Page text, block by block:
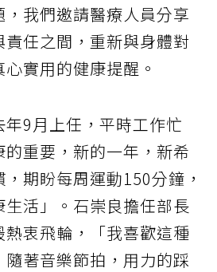
我們邀請醫療人員分享
任之間，重新與身體對
實用的健康提醒。
9月上任，平時工作忙
重要，新的一年，新希
期盼每周運動150分鐘，
活」。石崇良擔任部長
衷飛輪，「我喜歡這種
著音樂節拍，用力的踩